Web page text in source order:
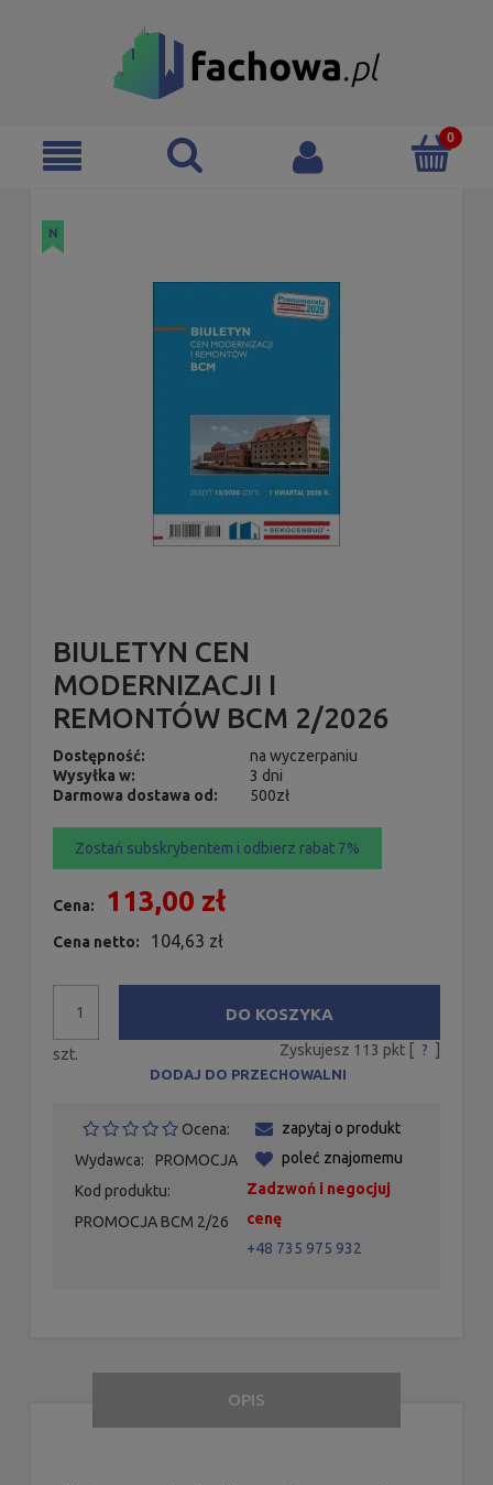
BIULETYN CEN
MODERNIZACJI I
REMONTÓW BCM 2/2026
Dostępność:
na wyczerpaniu
Wysyłka w:
3 dni
Darmowa dostawa od:
500zł
Zostań subskrybentem i odbierz rabat 7%
Cena: 113,00 zł
Cena netto: 104,63 zł
szt.
DO KOSZYKA
Zyskujesz 113 pkt [ ? ]
DODAJ DO PRZECHOWALNI
Ocena:
Wydawca:
PROMOCJA
Kod produktu:
PROMOCJA BCM 2/26
zapytaj o produkt
poleć znajomemu
Zadzwoń i negocjuj
cenę
+48 735 975 932
OPIS